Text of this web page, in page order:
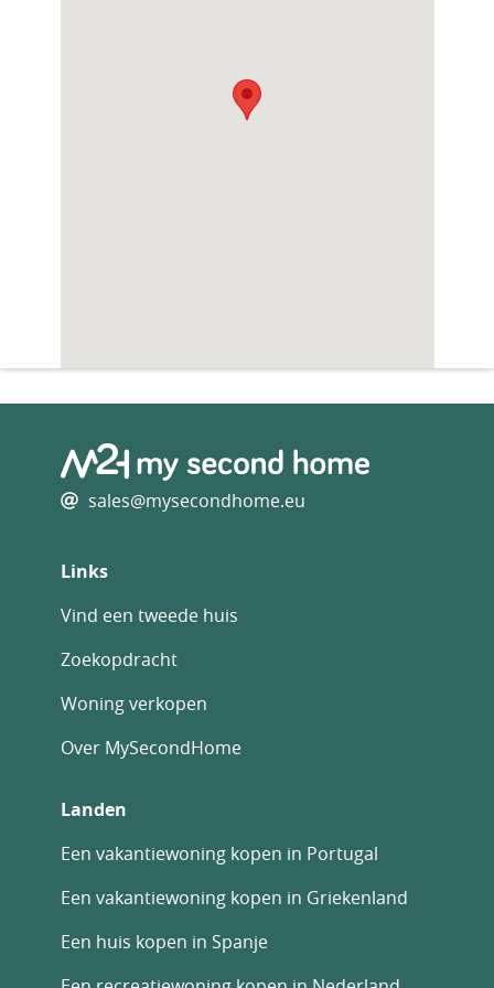
sales@mysecondhome.eu
Links
Vind een tweede huis
Zoekopdracht
Woning verkopen
Over MySecondHome
Landen
Een vakantiewoning kopen in Portugal
Een vakantiewoning kopen in Griekenland
Een huis kopen in Spanje